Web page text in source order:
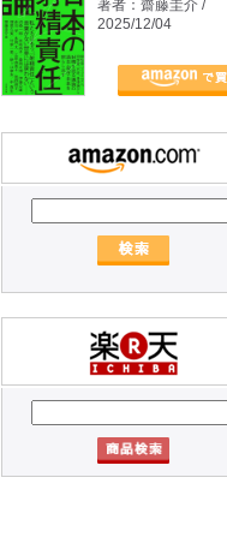
著者：齋藤圭介 /
2025/12/04